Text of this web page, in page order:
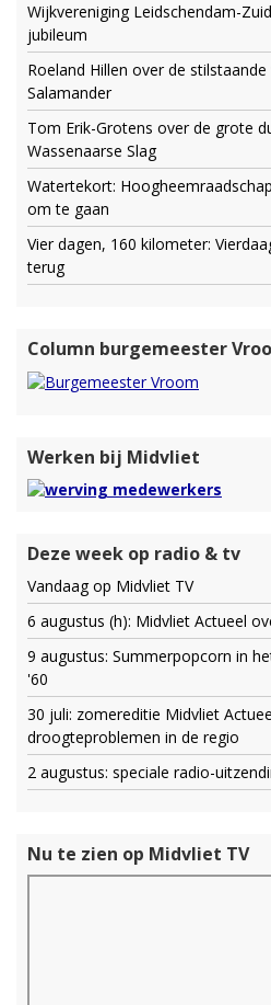
Wijkvereniging Leidschendam-
jubileum
Roeland Hillen over de
Salamander
Tom Erik-Grotens over de grote
Wassenaarse Slag
Watertekort:
om te gaan
Vier dagen, 160 kilometer:
terug
Column burgemeester
Werken bij Midvliet
Deze week op radio & tv
Vandaag op Midvliet TV
6 augustus (h): Midvliet Actueel
9 augustus: Summerpopcorn in
'60
30 juli: zomereditie Midvliet
droogteproblemen in de regio
2 augustus: speciale radio-
Nu te zien op Midvliet TV